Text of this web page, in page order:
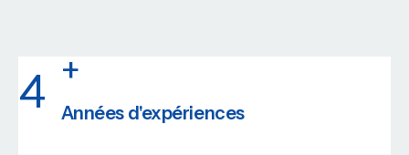
4 +
Années d'expériences